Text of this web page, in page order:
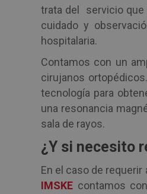
trata del
servicio
cuidado y
hospitalaria.
Contamos con un
cirujanos
tecnología para
una resonancia
sala de rayos.
¿Y si necesito
En el caso de
IMSKE contamos